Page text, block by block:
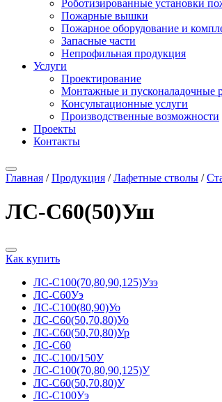
Роботизированные установки
Пожарные вышки
Пожарное оборудование и
Запасные части
Непрофильная продукция
Услуги
Проектирование
Монтажные и пусконаладочные
Консультационные услуги
Производственные возможности
Проекты
Контакты
Главная /Продукция /Лафетные стволы /
ЛС-С60(50)Уш
Как купить
ЛС-С100(70,80,90,125)Узэ
ЛС-С60Уэ
ЛС-С100(80,90)Уо
ЛС-С60(50,70,80)Уо
ЛС-С60(50,70,80)Ур
ЛС-С60
ЛС-С100/150У
ЛС-С100(70,80,90,125)У
ЛС-С60(50,70,80)У
ЛС-С100Уэ